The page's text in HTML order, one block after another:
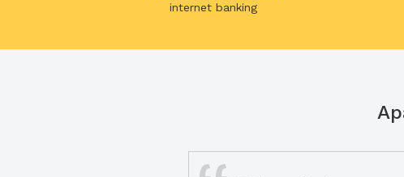
internet banking